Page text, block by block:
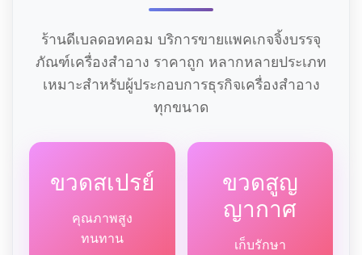
ร้านดีเบลดอทคอม บริการขายแพคเกจจิ้งบรรจุ
ภัณฑ์เครื่องสำอาง ราคาถูก หลากหลายประเภท
เหมาะสำหรับผู้ประกอบการธุรกิจเครื่องสำอาง
ทุกขนาด
ขวดสเปรย์
คุณภาพสูง
ทนทาน
ขวดสูญ
ญากาศ
เก็บรักษา